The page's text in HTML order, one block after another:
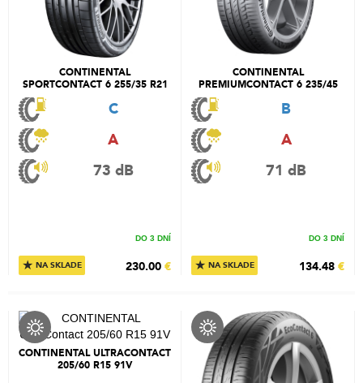
CONTINENTAL
SPORTCONTACT 6 255/35 R21
C
A
73 dB
★ NA SKLADE
DO 3 DNÍ
230.00 €
CONTINENTAL
PREMIUMCONTACT 6 235/45
B
A
71 dB
★ NA SKLADE
DO 3 DNÍ
134.48 €
CONTINENTAL ULTRACONTACT
205/60 R15 91V